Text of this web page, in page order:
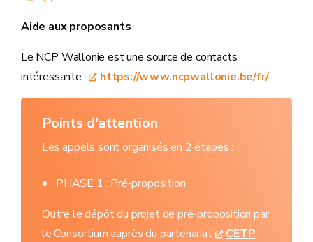
Aide aux proposants
Le NCP Wallonie est une source de contacts
intéressante :
https://www.ncpwallonie.be/fr/
Points d'attention
Les appels sont organisés en 2 étapes :
PHASE 1 : Pré-proposition
Outre le dépôt du projet de pré-proposition par
le Consortium auprès du partenariat
CETP,